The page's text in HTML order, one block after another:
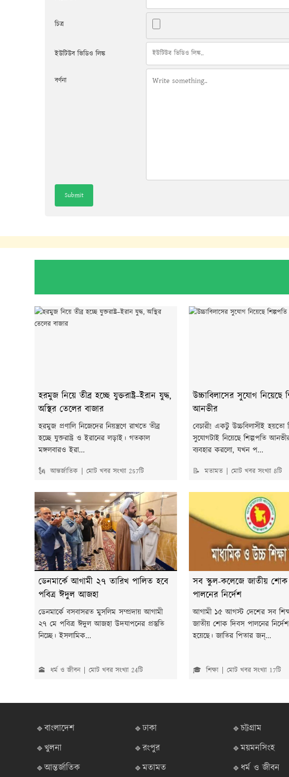
চিত্র
ইউটিউব ভিডিও লিঙ্ক
বর্ণনা
হরমুজ নিয়ে তীব্র হচ্ছে যুক্তরাষ্ট্র–ইরান যুদ্ধ,
অস্থির তেলের বাজার
হরমুজ প্রণালি নিজেদের নিয়ন্ত্রণে রাখতে তীব্র
হচ্ছে যুক্তরাষ্ট্র ও ইরানের লড়াই। গতকাল
মঙ্গলবারও ইরা...
🗽 আন্তর্জাতিক মোট খবর সংখ্যা 257টি
উচ্চাবিলাসের সুযোগ নিয়েছে
আনভীর
বেচারী! একটু উচ্চবিলাসীই হয়তো
সুযোগটাই নিয়েছে শিল্পপতি
ব্যবহার করলো, যখন প...
📝 মতামত মোট খবর সংখ্যা 8টি
ডেনমার্কে আগামী ২৭ তারিখ পালিত হবে
পবিত্র ঈদুল আজহা
ডেনমার্কে বসবাসরত মুসলিম সম্প্রদায় আগামী
২৭ মে পবিত্র ঈদুল আজহা উদযাপনের প্রস্তুতি
নিচ্ছে। ইসলামিক...
🕋 ধর্ম ও জীবন মোট খবর সংখ্যা 24টি
সব স্কুল-কলেজে জাতীয়
পালনের নির্দেশ
আগামী ১৫ আগস্ট দেশের সব
জাতীয় শোক দিবস পালনের
হয়েছে। জাতির পিতার জন্...
🎓 শিক্ষা মোট খবর সংখ্যা 17টি
🔹বাংলাদেশ 🔹ঢাকা 🔹চট্টগ্রাম
🔹খুলনা
🔹রংপুর 🔹ময়মনসিংহ
🔹আন্তর্জাতিক
🔹মতামত 🔹ধর্ম ও জীবন